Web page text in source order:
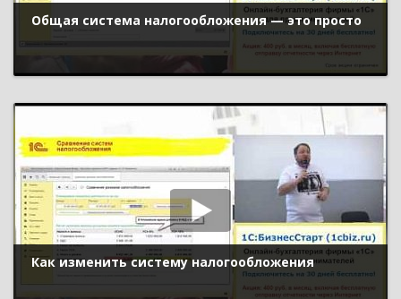
Общая система налогообложения — это просто
Как изменить систему налогообложения